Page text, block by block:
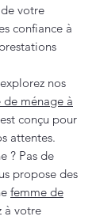
votre
confiance à
nos
de ménage à
conçu pour
attentes.
? Pas de
propose des
femme de
à votre